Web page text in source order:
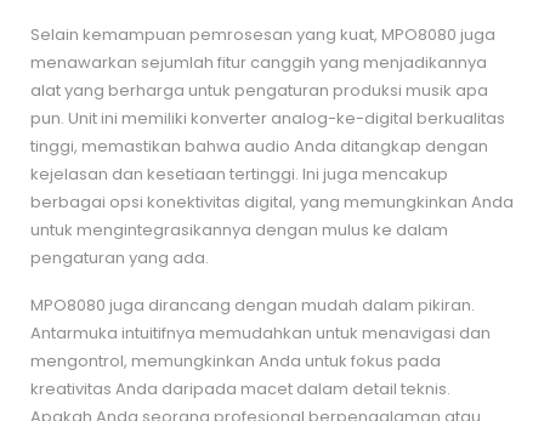
Selain kemampuan pemrosesan yang kuat, MPO8080 juga
menawarkan sejumlah fitur canggih yang menjadikannya
alat yang berharga untuk pengaturan produksi musik apa
pun. Unit ini memiliki konverter analog-ke-digital berkualitas
tinggi, memastikan bahwa audio Anda ditangkap dengan
kejelasan dan kesetiaan tertinggi. Ini juga mencakup
berbagai opsi konektivitas digital, yang memungkinkan Anda
untuk mengintegrasikannya dengan mulus ke dalam
pengaturan yang ada.
MPO8080 juga dirancang dengan mudah dalam pikiran.
Antarmuka intuitifnya memudahkan untuk menavigasi dan
mengontrol, memungkinkan Anda untuk fokus pada
kreativitas Anda daripada macet dalam detail teknis.